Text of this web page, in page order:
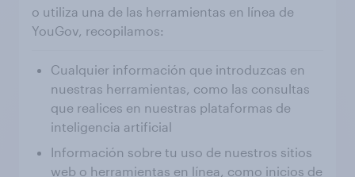
o utiliza una de las herramientas en línea de
YouGov, recopilamos:
Cualquier información que introduzcas en
nuestras herramientas, como las consultas
que realices en nuestras plataformas de
inteligencia artificial
Información sobre tu uso de nuestros sitios
web o herramientas en línea, como inicios de